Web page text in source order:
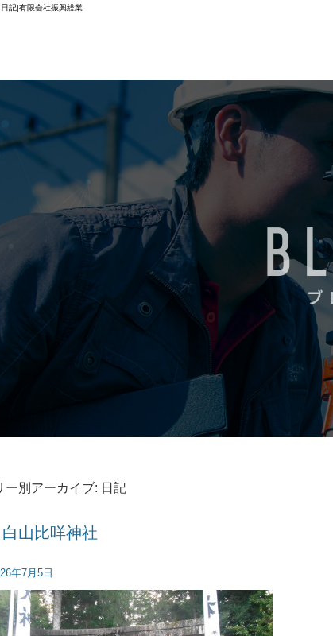
日記|有限会社振興総業
ー別アーカイブ: 日記
白山比咩神社
年7月5日